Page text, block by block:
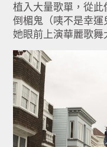
植入大量歌單，從
倒楣鬼（咦不是幸
她眼前上演華麗歌舞